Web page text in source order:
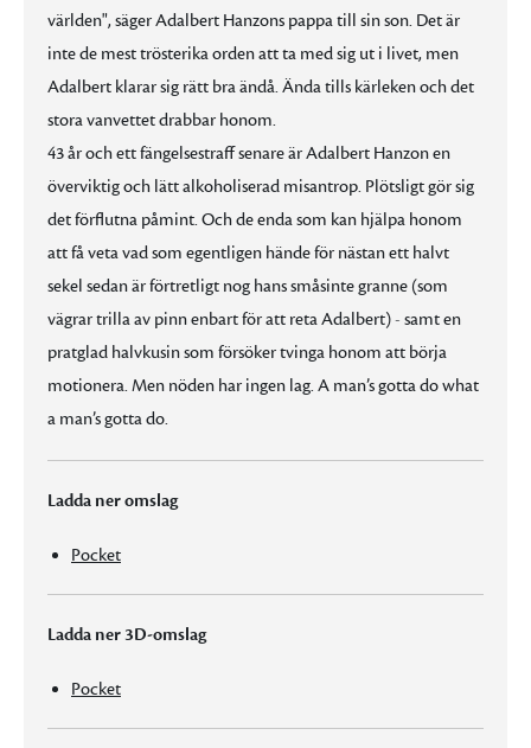
världen", säger Adalbert Hanzons pappa till sin son. Det är
inte de mest trösterika orden att ta med sig ut i livet, men
Adalbert klarar sig rätt bra ändå. Ända tills kärleken och det
stora vanvettet drabbar honom.
43 år och ett fängelsestraff senare är Adalbert Hanzon en
överviktig och lätt alkoholiserad misantrop. Plötsligt gör sig
det förflutna påmint. Och de enda som kan hjälpa honom
att få veta vad som egentligen hände för nästan ett halvt
sekel sedan är förtretligt nog hans småsinte granne (som
vägrar trilla av pinn enbart för att reta Adalbert) - samt en
pratglad halvkusin som försöker tvinga honom att börja
motionera. Men nöden har ingen lag. A man’s gotta do what
a man’s gotta do.
Ladda ner omslag
Pocket
Ladda ner 3D-omslag
Pocket